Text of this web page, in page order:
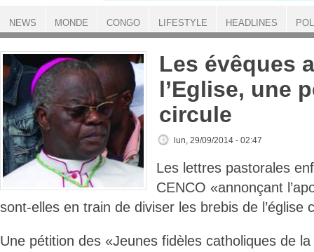
ACCUEIL
Les évêques
l’Eglise, une
circule
lun, 29/09/2014 - 02:47
Les lettres pastorales
CENCO «annonçant
sont-elles en train de diviser les brebis de l’église
Une pétition des «Jeunes fidèles catholiques de
NEWS MONDE CONGO LIFESTYLE HEADLINES